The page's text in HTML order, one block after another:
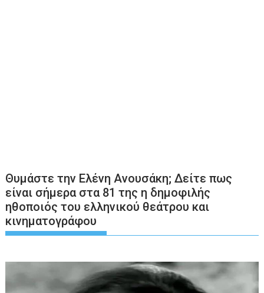
Θυμάστε την Ελένη Ανουσάκη; Δείτε πως
είναι σήμερα στα 81 της η δημοφιλής
ηθοποιός του ελληνικού θεάτρου και
κινηματογράφου